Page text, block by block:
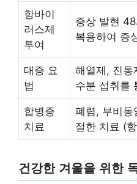
항바이
러스제
투여
증상 발현
복용하여 증
대증 요
법
해열제, 진통
수분 섭취를
합병증
치료
폐렴, 부비동
절한 치료 (
건강한 겨울을 위한